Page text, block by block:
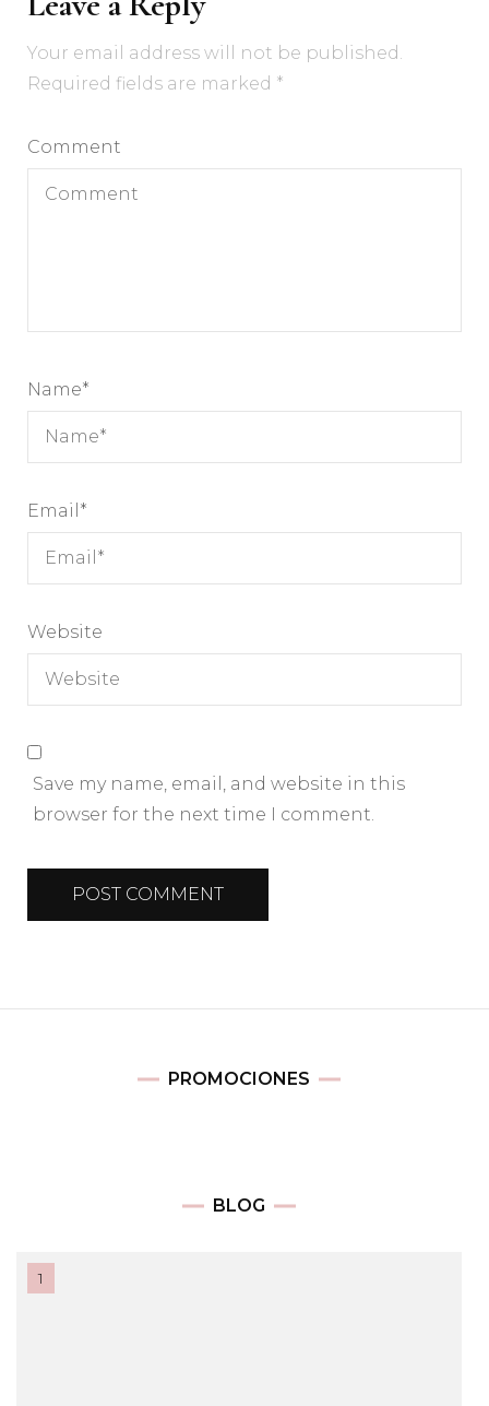
Your email address will not be published.
Required fields are marked *
Comment
Name*
Email *
Website
Save my name, email, and website in this
browser for the next time I comment.
PROMOCIONES
BLOG